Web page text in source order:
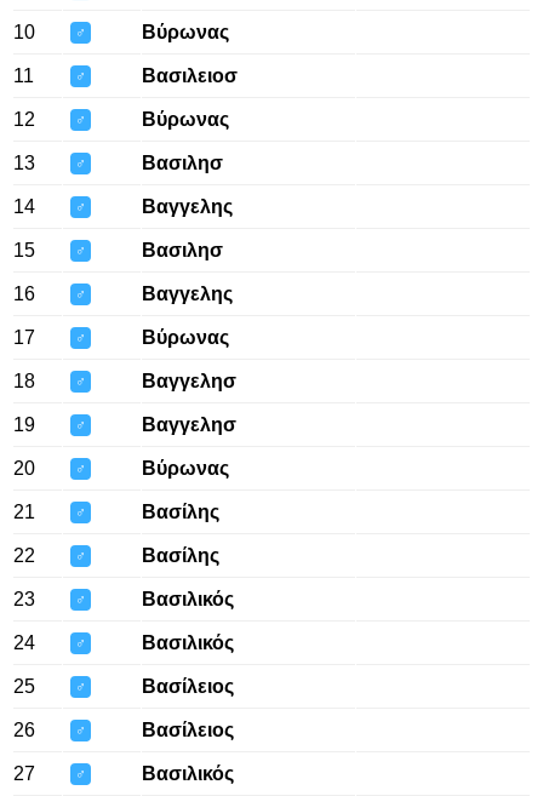
10 ♂ Βύρωνας
11 ♂ Βασιλειοσ
12 ♂ Βύρωνας
13 ♂ Βασιλησ
14 ♂ Βαγγελης
15 ♂ Βασιλησ
16 ♂ Βαγγελης
17 ♂ Βύρωνας
18 ♂ Βαγγελησ
19 ♂ Βαγγελησ
20 ♂ Βύρωνας
21 ♂ Βασίλης
22 ♂ Βασίλης
23 ♂ Βασιλικός
24 ♂ Βασιλικός
25 ♂ Βασίλειος
26 ♂ Βασίλειος
27 ♂ Βασιλικός